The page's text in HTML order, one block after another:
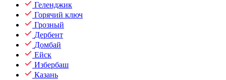
Геленджик
Горячий ключ
Грозный
Дербент
Домбай
Ейск
Избербаш
Казань